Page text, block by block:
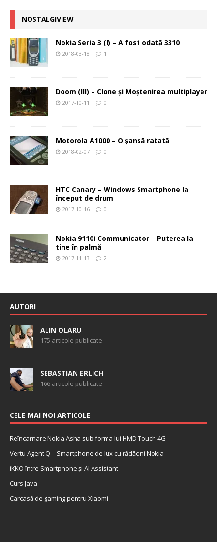
NOSTALGIVIEW
Nokia Seria 3 (I) – A fost odată 3310
2018-03-18 1
Doom (III) – Clone şi Moştenirea multiplayer
2017-10-11 0
Motorola A1000 – O şansă ratată
2018-02-07 0
HTC Canary – Windows Smartphone la
început de drum
2017-10-16 0
Nokia 9110i Communicator – Puterea la
tine în palmă
2017-11-13 2
AUTORI
ALIN OLARU
175 articole publicate
SEBASTIAN ERLICH
166 articole publicate
CELE MAI NOI ARTICOLE
Reîncarnare Nokia Asha sub forma lui HMD Touch 4G
Vertu Agent Q – Smartphone de lux cu rădăcini Nokia
iKKO între Smartphone și AI Assistant
Curs Java
Carcasă de gaming pentru Xiaomi